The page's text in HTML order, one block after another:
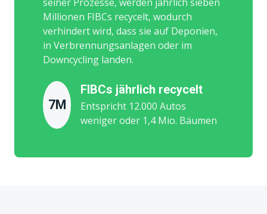
Millionen FIBCs recycelt, wodurch
verhindert wird, dass sie auf Deponien,
in Verbrennungsanlagen oder im
Downcycling landen.
7M
FIBCs jährlich recycelt
Entspricht 12.000 Autos
weniger oder 1,4 Mio. Bäumen